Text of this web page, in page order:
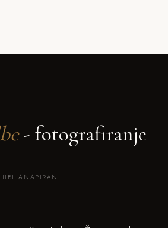
- fotografiranje
PIRAN